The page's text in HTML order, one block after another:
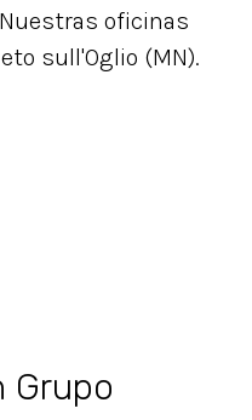
oficinas
sull'Oglio (MN).
Grupo